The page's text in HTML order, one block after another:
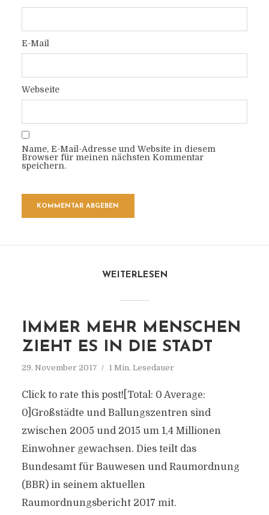
E-Mail
Webseite
Name, E-Mail-Adresse und Website in diesem
Browser für meinen nächsten Kommentar
speichern.
WEITERLESEN
IMMER MEHR MENSCHEN
ZIEHT ES IN DIE STADT
29. November 2017 1 Min. Lesedauer
Click to rate this post![Total: 0 Average:
0]Großstädte und Ballungszentren sind
zwischen 2005 und 2015 um 1,4 Millionen
Einwohner gewachsen. Dies teilt das
Bundesamt für Bauwesen und Raumordnung
(BBR) in seinem aktuellen
Raumordnungsbericht 2017 mit.